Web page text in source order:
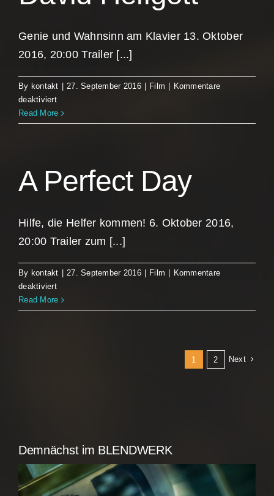
Genie und Wahnsinn am Klavier 13. Oktober
2016, 20:00 Trailer [...]
By kontakt 27. September 2016 Film
Kommentare
deaktiviertfür
Hello,
I
Reise
mit
Helfgott
Read More
A Perfect Day
Hilfe, die Helfer kommen! 6. Oktober 2016,
20:00 Trailer zum [...]
By kontakt 27. September 2016 Film
Kommentare
deaktiviertfür
A
Perfect
Read More
1 2 Next
Demnächst im BLENDWERK